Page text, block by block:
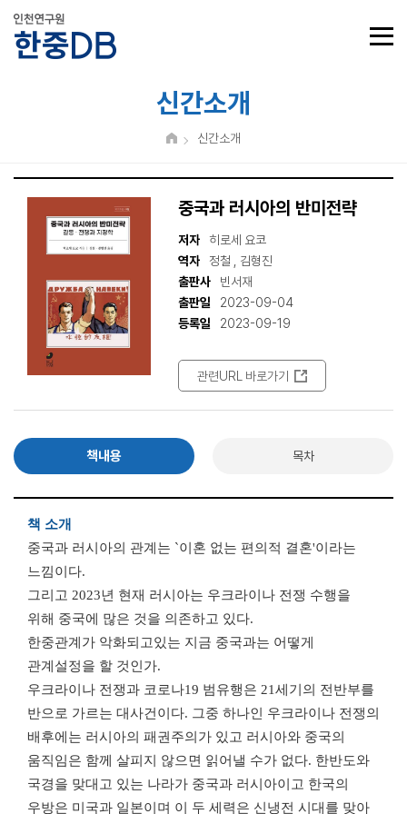
신간소개
신간소개
중국과 러시아의 반미전략
저자
히로세 요코
역자
정철 , 김형진
출판사
빈서재
출판일
2023-09-04
등록일
2023-09-19
관련URL 바로가기
책내용 목차
책 소개
중국과 러시아의 관계는 `이혼 없는 편의적 결혼'이라는
느낌이다.
그리고 2023년 현재 러시아는 우크라이나 전쟁 수행을
위해 중국에 많은 것을 의존하고 있다.
한중관계가 악화되고있는 지금 중국과는 어떻게
관계설정을 할 것인가.
우크라이나 전쟁과 코로나19 범유행은 21세기의 전반부를
반으로 가르는 대사건이다. 그중 하나인 우크라이나 전쟁의
배후에는 러시아의 패권주의가 있고 러시아와 중국의
움직임은 함께 살피지 않으면 읽어낼 수가 없다. 한반도와
국경을 맞대고 있는 나라가 중국과 러시아이고 한국의
우방은 미국과 일본이며 이 두 세력은 신냉전 시대를 맞아